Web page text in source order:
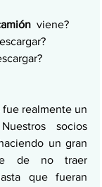
viene?
fue realmente un
socios
un gran
de no traer
que fueran